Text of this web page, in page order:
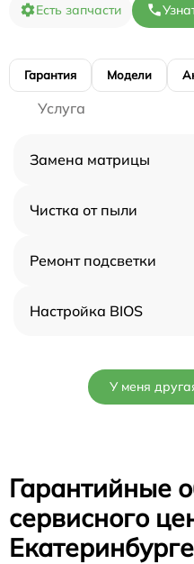
Есть запчасти
Гарантия Модели
Услуга
Замена матрицы
Чистка от пыли
Ремонт подсветки
Настройка BIOS
У меня
Гарантийные
сервисного
Екатеринбурге